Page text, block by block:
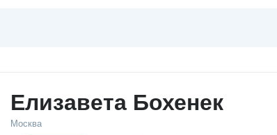
Елизавета Бохенек
Москва